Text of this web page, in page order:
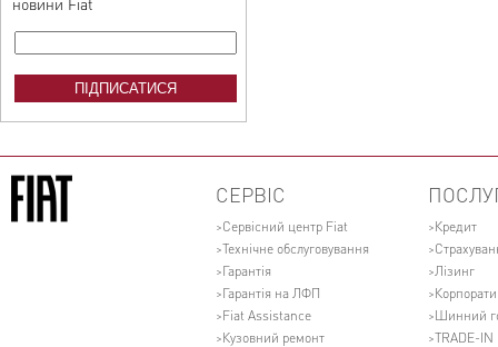
СЕРВІС
Сервісний центр Fiat
Технічне обслуговування
Гарантія
Гарантія на ЛФП
Fiat Assistance
Кузовний ремонт
Кредит
Лізинг
Шинний
TRADE-IN